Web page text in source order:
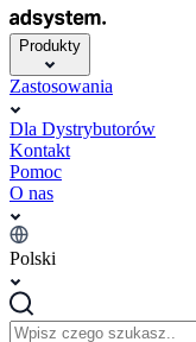
Produkty
Zastosowania
Dla Dystrybutorów
Kontakt
Pomoc
O nas
Polski